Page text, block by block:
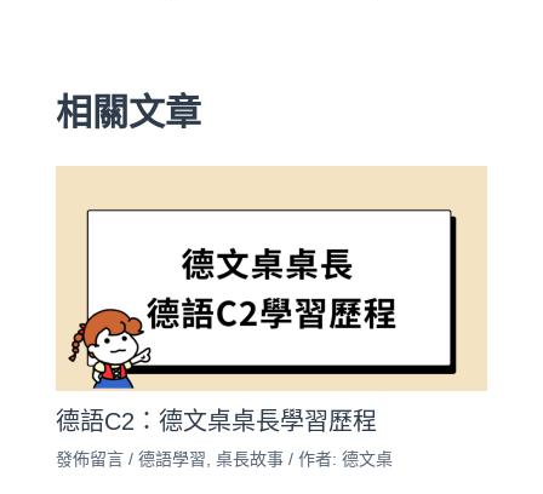
相關文章
德語C2：德文桌桌長學習歷程
發佈留言 / 德語學習, 桌長故事/ 作者: 德文桌